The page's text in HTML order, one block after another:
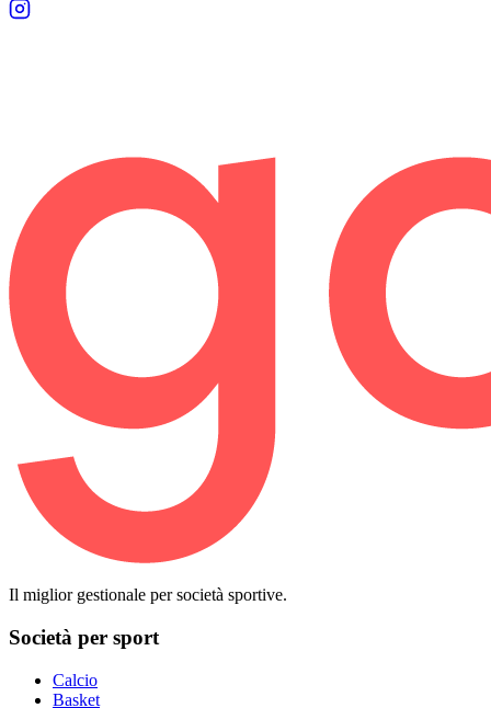
Il miglior gestionale per società sportive.
Società per sport
Calcio
Basket